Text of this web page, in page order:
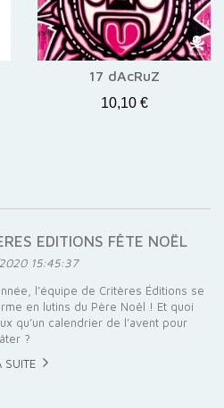
17 dAcRuZ
10,10 €
EDITIONS FÊTE NOËL
15:45:37
l’équipe de Critères Éditions se
en lutins du Père Noël ! Et quoi
qu’un calendrier de l’avent pour
?
SUITE